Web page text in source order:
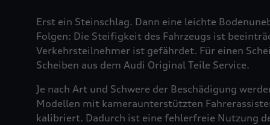
Erst ein Steinschlag. Dann eine leichte
Folgen: Die Steifigkeit des Fahrzeugs ist
Verkehrsteilnehmer ist gefährdet. Für einen
Scheiben aus dem Audi Original Teile Service.
Je nach Art und Schwere der Beschädigung
Modellen mit kameraunterstützten
kalibriert. Dadurch ist eine fehlerfreie Nutzung